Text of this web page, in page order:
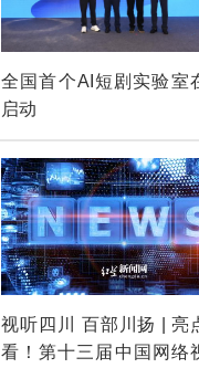
全国首个AI短剧实验室
启动
视听四川 百部川扬 | 亮
看！第十三届中国网络